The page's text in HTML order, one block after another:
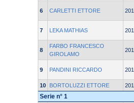
6 CARLETTI ETTORE
7 LEKA MATHIAS
8
FARBO FRANCESCO
GIROLAMO
9 PANDINI RICCARDO
10 BORTOLUZZI ETTORE
Serie n° 1